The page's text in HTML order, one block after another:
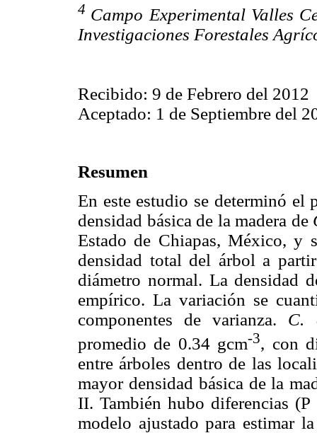
4 Campo Experimental Valles
Investigaciones Forestales
Recibido: 9 de Febrero del 2012
Aceptado: 1 de Septiembre del
Resumen
En este estudio se determinó
densidad básica de la madera de
Estado de Chiapas, México, y
densidad total del árbol a
diámetro normal. La densidad
empírico. La variación se
componentes de varianza. C.
promedio de 0.34 gcm-3, con
entre árboles dentro de las
mayor densidad básica de la
II. También hubo diferencias
modelo ajustado para estimar